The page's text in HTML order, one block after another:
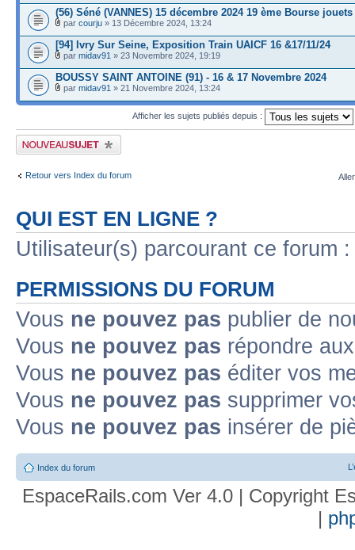
(56) Séné (VANNES) 15 décembre 2024 19 ème Bourse
par courju » 13 Décembre 2024, 13:24
[94] Ivry Sur Seine, Exposition Train UAICF 16 &17/11/24
par midav91 » 23 Novembre 2024, 19:19
BOUSSY SAINT ANTOINE (91) - 16 & 17 Novembre 2024
par midav91 » 21 Novembre 2024, 13:24
Afficher les sujets publiés depuis :
Publier un nouveau sujet
Retour vers Index du forum
QUI EST EN LIGNE ?
Utilisateur(s) parcourant ce forum
PERMISSIONS DU FORUM
Vous ne pouvez pas publier de
Vous ne pouvez pas répondre
Vous ne pouvez pas éditer vos
Vous ne pouvez pas supprimer
Vous ne pouvez pas insérer de
Index du forum
EspaceRails.com Ver 4.0 | Copyright
|